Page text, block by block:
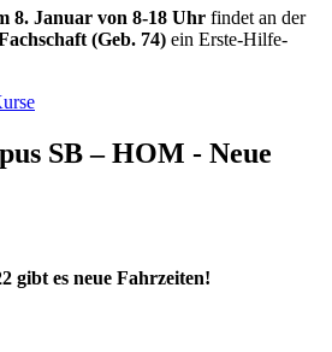
8. Januar von 8-18 Uhr findet an der
(Geb. 74) ein Erste-Hilfe-
SB – HOM - Neue
gibt es neue Fahrzeiten!